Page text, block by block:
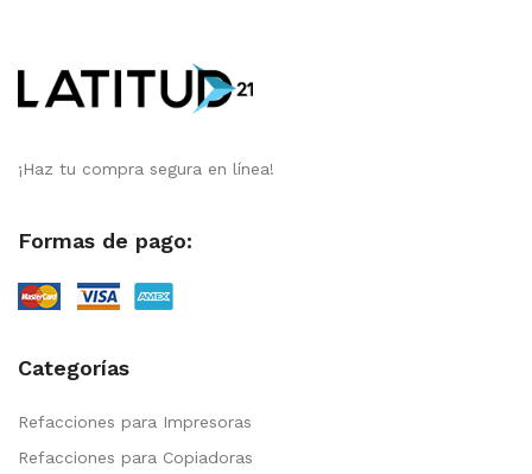
¡Haz tu compra segura en línea!
Formas de pago:
Categorías
Refacciones para Impresoras
Refacciones para Copiadoras